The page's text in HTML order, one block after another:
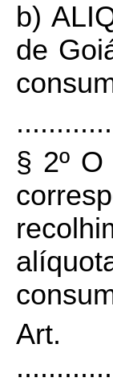
b)
de
§ 2º